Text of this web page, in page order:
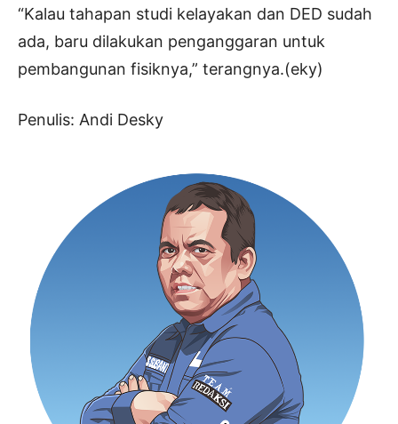
“Kalau tahapan studi kelayakan dan DED sudah
ada, baru dilakukan penganggaran untuk
pembangunan fisiknya,” terangnya.(eky)
Penulis: Andi Desky